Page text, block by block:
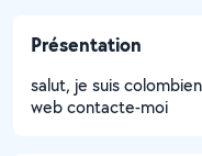
Présentation
salut, je suis
web contacte-moi